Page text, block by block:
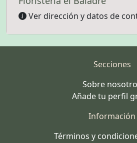
Ver dirección y datos de
Secciones
Sobre
Añade tu perfil
Información
Términos y